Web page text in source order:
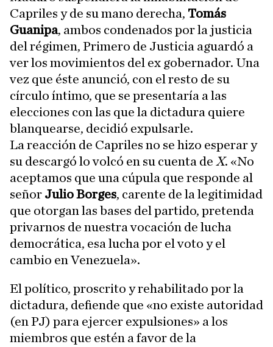
Capriles y de su mano derecha, Tomás
Guanipa, ambos condenados por la justicia
del régimen, Primero de Justicia aguardó a
ver los movimientos del ex gobernador. Una
vez que éste anunció, con el resto de su
círculo íntimo, que se presentaría a las
elecciones con las que la dictadura quiere
blanquearse, decidió expulsarle.
La reacción de Capriles no se hizo esperar y
su descargó lo volcó en su cuenta de X. «No
aceptamos que una cúpula que responde al
señor Julio Borges, carente de la legitimidad
que otorgan las bases del partido, pretenda
privarnos de nuestra vocación de lucha
democrática, esa lucha por el voto y el
cambio en Venezuela».
El político, proscrito y rehabilitado por la
dictadura, defiende que «no existe autoridad
(en PJ) para ejercer expulsiones» a los
miembros que estén a favor de la